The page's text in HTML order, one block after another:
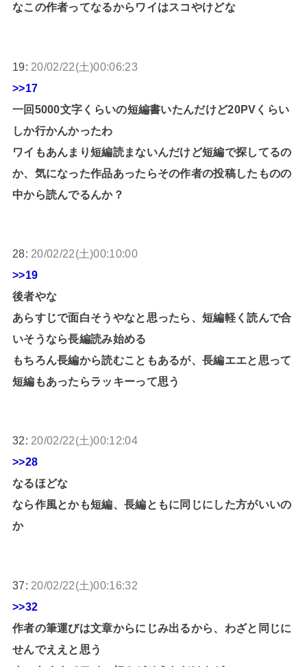
なこの作者ってなるからワイはスコやけどな
19: 20/02/22(土)00:06:23
>>17
一回5000文字くらいの短編書いたんだけど20PVくらい
しか行かんかったわ
ワイもあんまり短編読まないんだけど短編で探してるの
か、気になった作品あったらその作者の投稿したものの
中から読んでるんか？
28: 20/02/22(土)00:10:00
>>19
後者やな
あらすじで面白そうやなと思ったら、短編軽く読んで合
いそうなら長編読み始める
もちろん長編から読むこともあるが、長編エエと思って
短編もあったらラッキーって思う
32: 20/02/22(土)00:12:04
>>28
なるほどな
なら作風とかも短編、長編ともに同じにした方がいいの
か
37: 20/02/22(土)00:16:32
>>32
作者の筆運びは文章からにじみ出るから、わざと同じに
せんでええと思う